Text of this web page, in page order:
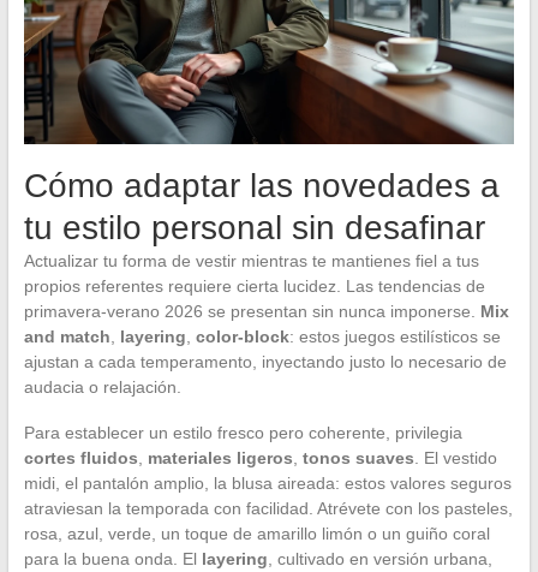
Cómo adaptar las novedades a
tu estilo personal sin desafinar
Actualizar tu forma de vestir mientras te mantienes fiel a tus
propios referentes requiere cierta lucidez. Las tendencias de
primavera-verano 2026 se presentan sin nunca imponerse. Mix
and match
layering color-block: estos juegos estilísticos se
ajustan a cada temperamento, inyectando justo lo necesario de
audacia o relajación.
Para establecer un estilo fresco pero coherente, privilegia
cortes fluidos
materiales ligeros tonos suaves . El vestido
midi, el pantalón amplio, la blusa aireada: estos valores seguros
atraviesan la temporada con facilidad. Atrévete con los pasteles,
rosa, azul, verde, un toque de amarillo limón o un guiño coral
para la buena onda. El layering , cultivado en versión urbana,